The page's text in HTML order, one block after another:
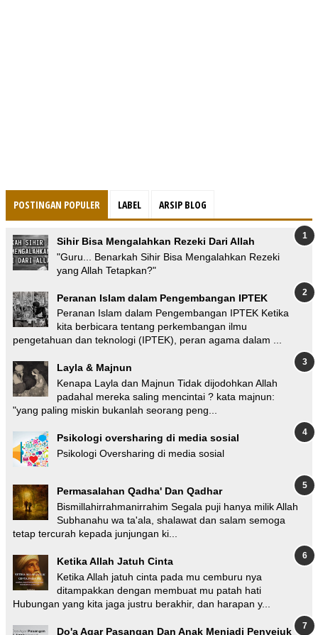
POSTINGAN POPULER LABEL ARSIP BLOG
Sihir Bisa Mengalahkan Rezeki Dari Allah
"Guru... Benarkah Sihir Bisa Mengalahkan Rezeki
yang Allah Tetapkan?"
Peranan Islam dalam Pengembangan IPTEK
Peranan Islam dalam Pengembangan IPTEK Ketika
kita berbicara tentang perkembangan ilmu
pengetahuan dan teknologi (IPTEK), peran agama dalam ...
Layla & Majnun
Kenapa Layla dan Majnun Tidak dijodohkan Allah
padahal mereka saling mencintai ? kata majnun:
"yang paling miskin bukanlah seorang peng...
Psikologi oversharing di media sosial
Psikologi Oversharing di media sosial
Permasalahan Qadha' Dan Qadhar
Bismillahirrahmanirrahim Segala puji hanya milik Allah
Subhanahu wa ta'ala, shalawat dan salam semoga
tetap tercurah kepada junjungan ki...
Ketika Allah Jatuh Cinta
Ketika Allah jatuh cinta pada mu cemburu nya
ditampakkan dengan membuat mu patah hati
Hubungan yang kita jaga justru berakhir, dan harapan y...
Do'a Agar Pasangan Dan Anak Menjadi Penyejuk